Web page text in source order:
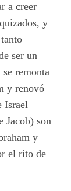
a creer
y
ser un
se remonta
y renovó
Israel
Jacob) son
y
el rito de